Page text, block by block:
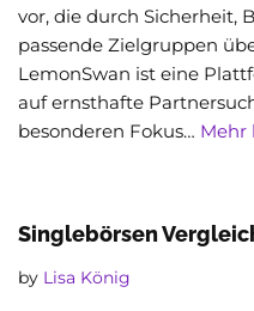
vor, die durch Sicherheit,
passende Zielgruppen
LemonSwan ist eine
auf ernsthafte
besonderen Fokus… Mehr
Singlebörsen
by Lisa König